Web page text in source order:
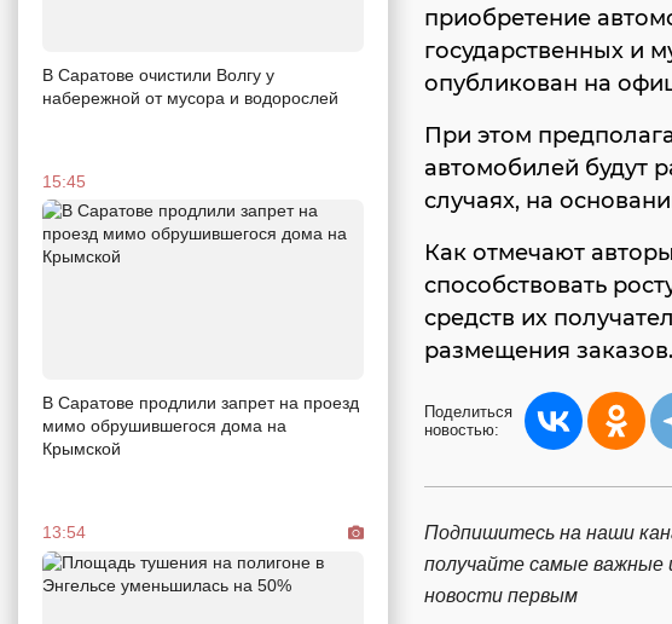
В Саратове очистили Волгу у
набережной от мусора и водорослей
15:45
В Саратове продлили запрет на проезд
мимо обрушившегося дома на
Крымской
13:54
приобретение
государственных и
опубликован на
При этом
автомобилей будут
случаях, на
Как отмечают
способствовать
средств их
размещения заказов.
Поделиться
новостью:
Подпишитесь на наши
получайте самые важные
новости первым